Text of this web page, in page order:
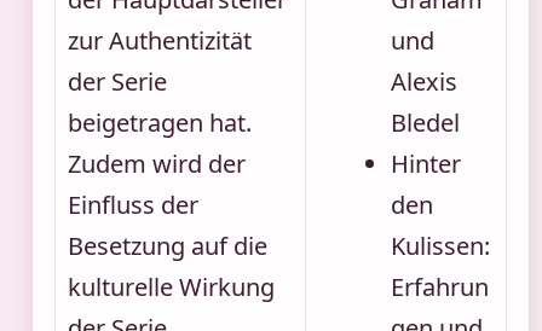
zur Authentizität
der Serie
beigetragen hat.
Zudem wird der
Einfluss der
Besetzung auf die
kulturelle Wirkung
und
Alexis
Bledel
Hinter
den
Kulissen:
Erfahrun